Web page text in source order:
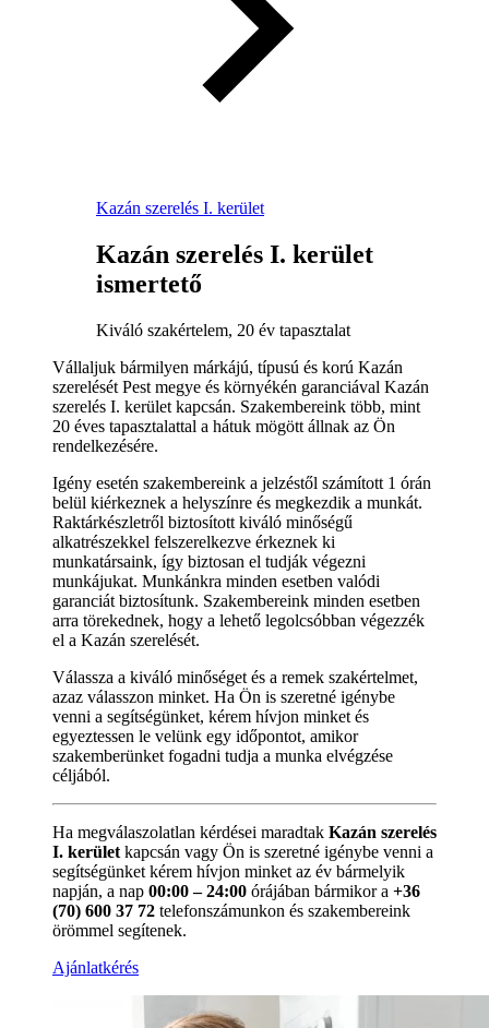
Kazán szerelés I. kerület
Kazán szerelés I. kerület
ismertető
Kiváló szakértelem, 20 év tapasztalat
Vállaljuk bármilyen márkájú, típusú és korú Kazán
szerelését Pest megye és környékén garanciával Kazán
szerelés I. kerület kapcsán. Szakembereink több, mint
20 éves tapasztalattal a hátuk mögött állnak az Ön
rendelkezésére.
Igény esetén szakembereink a jelzéstől számított 1 órán
belül kiérkeznek a helyszínre és megkezdik a munkát.
Raktárkészletről biztosított kiváló minőségű
alkatrészekkel felszerelkezve érkeznek ki
munkatársaink, így biztosan el tudják végezni
munkájukat. Munkánkra minden esetben valódi
garanciát biztosítunk. Szakembereink minden esetben
arra törekednek, hogy a lehető legolcsóbban végezzék
el a Kazán szerelését.
Válassza a kiváló minőséget és a remek szakértelmet,
azaz válasszon minket. Ha Ön is szeretné igénybe
venni a segítségünket, kérem hívjon minket és
egyeztessen le velünk egy időpontot, amikor
szakemberünket fogadni tudja a munka elvégzése
céljából.
Ha megválaszolatlan kérdései maradtak Kazán szerelés
I. kerület kapcsán vagy Ön is szeretné igénybe venni a
segítségünket kérem hívjon minket az év bármelyik
napján, a nap 00:00 – 24:00 órájában bármikor a +36
(70) 600 37 72 telefonszámunkon és szakembereink
örömmel segítenek.
Ajánlatkérés